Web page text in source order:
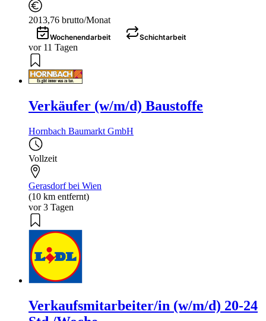
2013,76 brutto/Monat
Wochenendarbeit Schichtarbeit
vor 11 Tagen
Verkäufer (w/m/d) Baustoffe
Hornbach Baumarkt GmbH
Vollzeit
Gerasdorf bei Wien
(10 km entfernt)
vor 3 Tagen
Verkaufsmitarbeiter/in (w/m/d) 20-24